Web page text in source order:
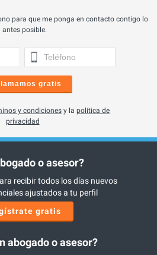
para que me ponga en contacto contigo lo
antes posible.
gratis
y condiciones y la política de
privacidad
o asesor?
recibir todos los días nuevos
ajustados a tu perfil
gratis
abogado o asesor?